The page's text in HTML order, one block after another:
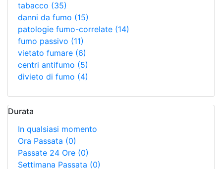
tabacco (35)
danni da fumo (15)
patologie fumo-correlate (14)
fumo passivo (11)
vietato fumare (6)
centri antifumo (5)
divieto di fumo (4)
Durata
In qualsiasi momento
Ora Passata (0)
Passate 24 Ore (0)
Settimana Passata (0)